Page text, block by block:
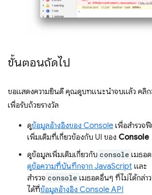
ขั้นตอนถัดไป
ขอแสดงความยินดี คุณดูบทแนะนำจบแล้ว คลิก
เพื่อรับถ้วยรางวัล
ดูข้อมูลอ้างอิงของ Console เพื่อสำรวจ
เพิ่มเติมที่เกี่ยวข้องกับ UI ของ Console
ดูข้อมูลเพิ่มเติมเกี่ยวกับ console เมธอ
ดูข้อความที่บันทึกจาก JavaScript และ
สำรวจ console เมธอดอื่นๆ ที่ไม่ได้กล่
ได้ที่ข้อมูลอ้างอิง Console API